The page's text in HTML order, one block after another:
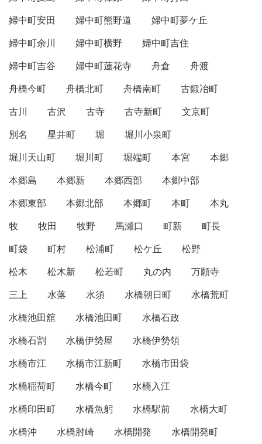
婦中町安田
婦中町熊野道
婦中町夢ケ丘
婦中町余川
婦中町横野
婦中町吉住
婦中町吉谷
婦中町蓮花寺 舟倉
舟渡
舟橋今町
舟橋北町 舟橋南町
古鍛冶町
古川
古沢 古寺 古寺新町
文京町
別名
星井町 堀
堀川小泉町
堀川天山町
堀川町 堀端町 本宮
本郷
本郷島
本郷新 本郷西部
本郷中部
本郷東部
本郷北部 本郷町 本町
本丸
牧
牧田 牧野 馬瀬口 町新
町長
町袋
町村 松浦町 松ケ丘
松野
松木
松木新 松若町 丸の内
万願寺
三上
水落 水須 水橋朝日町
水橋荒町
水橋池田舘
水橋池田町
水橋石政
水橋石割
水橋伊勢屋
水橋伊勢領
水橋市江
水橋市江新町
水橋市田袋
水橋稲荷町
水橋今町
水橋入江
水橋印田町
水橋魚躬 水橋駅前
水橋大町
水橋沖
水橋肘崎 水橋開発
水橋開発町